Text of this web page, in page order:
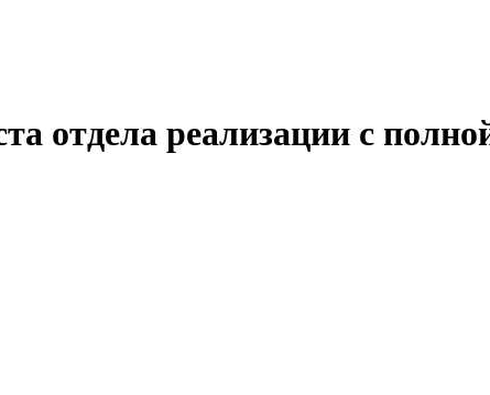
отдела реализации с